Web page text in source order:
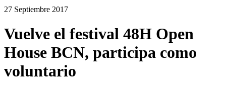
27 Septiembre 2017
Vuelve el festival 48H Open
House BCN, participa como
voluntario